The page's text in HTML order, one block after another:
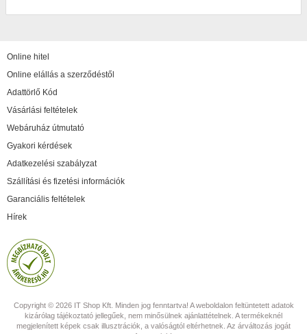
Online hitel
Online elállás a szerződéstől
Adattörlő Kód
Vásárlási feltételek
Webáruház útmutató
Gyakori kérdések
Adatkezelési szabályzat
Szállítási és fizetési információk
Garanciális feltételek
Hírek
Copyright © 2026 IT Shop Kft. Minden jog fenntartva! A weboldalon feltüntetett adatok
kizárólag tájékoztató jellegűek, nem minősülnek ajánlattételnek. A termékeknél
megjelenített képek csak illusztrációk, a valóságtól eltérhetnek. Az árváltozás jogát